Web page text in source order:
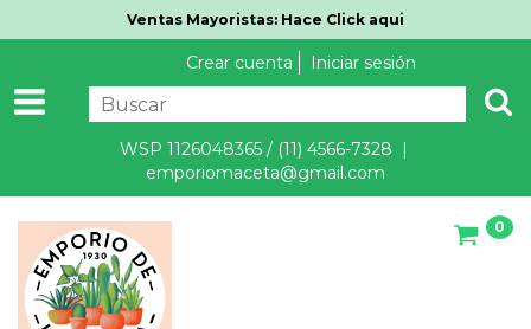
Ventas Mayoristas: Hace Click aqui
Crear cuenta Iniciar sesión
WSP 1126048365 / (11) 4566-7328 |
emporiomaceta@gmail.com
0